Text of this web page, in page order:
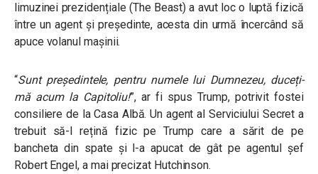
limuzinei prezidențiale (The Beast) a avut loc o luptă fizică
între un agent și președinte, acesta din urmă încercând să
apuce volanul mașinii.
“Sunt președintele, pentru numele lui Dumnezeu, duceți-
mă acum la Capitoliu!”, ar fi spus Trump, potrivit fostei
consiliere de la Casa Albă. Un agent al Serviciului Secret a
trebuit să-l rețină fizic pe Trump care a sărit de pe
bancheta din spate și l-a apucat de gât pe agentul șef
Robert Engel, a mai precizat Hutchinson.